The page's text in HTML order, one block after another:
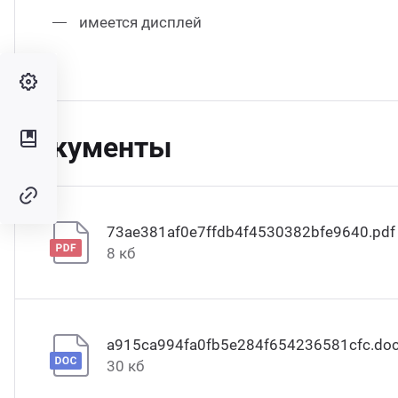
имеется дисплей
Документы
73ae381af0e7ffdb4f4530382bfe9640.pdf
8 кб
30 кб